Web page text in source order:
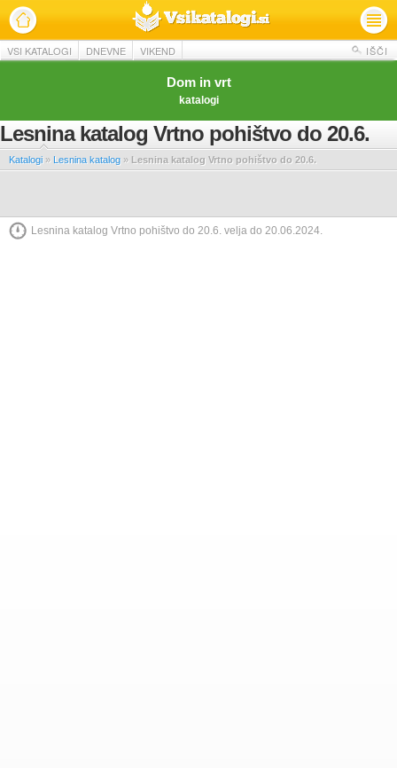
VSI KATALOGI DNEVNE VIKEND IŠČI
Dom in vrt
katalogi
Lesnina katalog Vrtno pohištvo do 20.6.
Katalogi » Lesnina katalog » Lesnina katalog Vrtno pohištvo do 20.6.
Lesnina katalog Vrtno pohištvo do 20.6. velja do 20.06.2024.